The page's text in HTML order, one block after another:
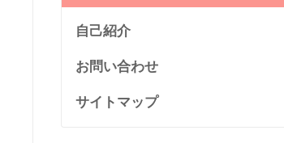
自己紹介
お問い合わせ
サイトマップ